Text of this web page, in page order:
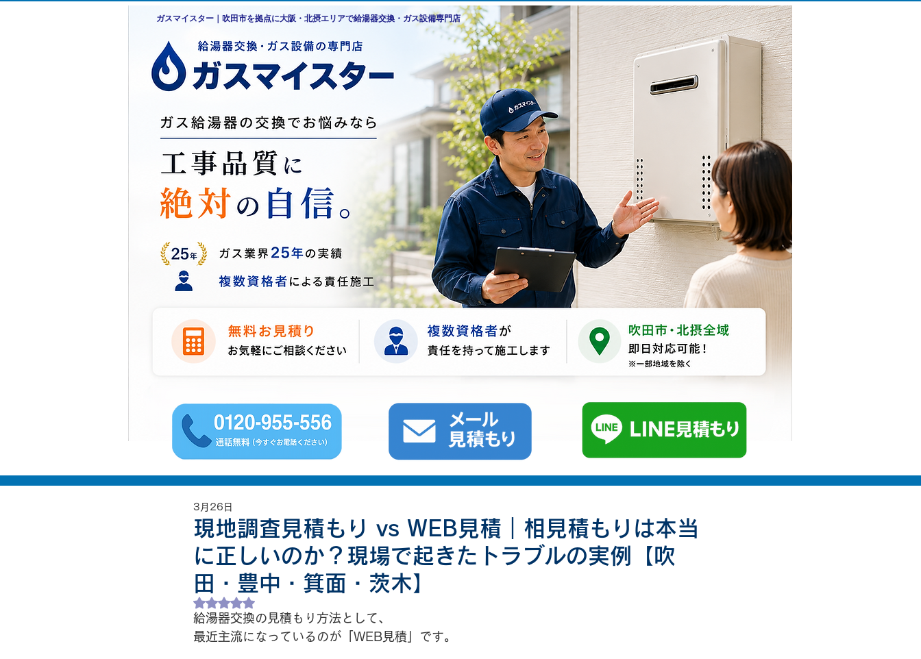
ガスマイスター｜吹田市を拠点に大阪・北摂エリアで給湯器交換・ガス設備専門店
現地調査見積もり vs WEB見積｜相見積もりは本当
に正しいのか？現場で起きたトラブルの実例【吹
田・豊中・箕面・茨木】
3月26日
5つ星のうちNaNと評価されています。
給湯器交換の見積もり方法として、
最近主流になっているのが「WEB見積」です。